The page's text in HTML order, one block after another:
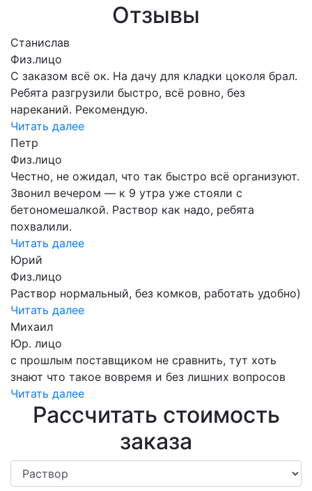
Отзывы
Станислав
Физ.лицо
С заказом всё ок. На дачу для кладки цоколя брал.
Ребята разгрузили быстро, всё ровно, без
нареканий. Рекомендую.
Читать далее
Петр
Физ.лицо
Честно, не ожидал, что так быстро всё организуют.
Звонил вечером — к 9 утра уже стояли с
бетономешалкой. Раствор как надо, ребята
похвалили.
Читать далее
Юрий
Физ.лицо
Раствор нормальный, без комков, работать удобно)
Читать далее
Михаил
Юр. лицо
с прошлым поставщиком не сравнить, тут хоть
знают что такое вовремя и без лишних вопросов
Читать далее
Рассчитать стоимость
заказа